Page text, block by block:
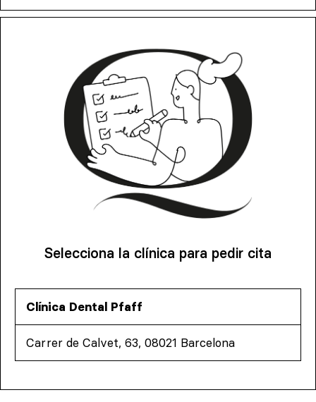
Selecciona la clínica para pedir cita
Clínica Dental Pfaff
Carrer de Calvet, 63, 08021 Barcelona